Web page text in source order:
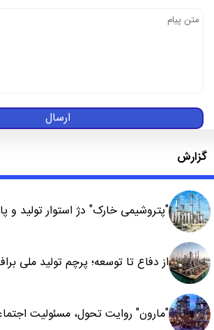
ارسال
گزارش
"پتروشیمی خارک" دژ استوار تولید و
از دفاع تا توسعه؛ پرچم تولید ملی
"مارون" روایت تحول، مسئولیت